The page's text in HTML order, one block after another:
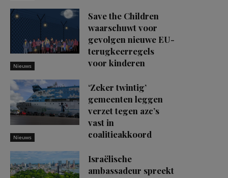
Nieuws
Save the Children
waarschuwt voor
gevolgen nieuwe EU-
terugkeerregels
voor kinderen
Nieuws
‘Zeker twintig’
gemeenten leggen
verzet tegen azc’s
vast in
coalitieakkoord
Israëlische
ambassadeur spreekt